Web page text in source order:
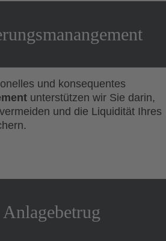
und konsequentes
unterstützen wir Sie darin,
und die Liquidität Ihres
Anlagebetrug